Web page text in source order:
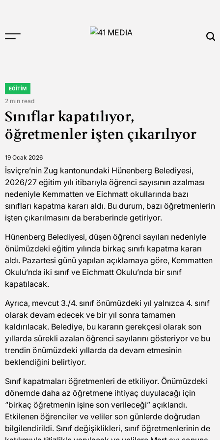
to
POSTED
IN
EĞITIM
Estimated
read
time
2 min read
Sınıflar kapatılıyor,
öğretmenler işten çıkarılıyor
19 Ocak 2026
İsviçre’nin Zug kantonundaki Hünenberg Belediyesi,
2026/27 eğitim yılı itibarıyla öğrenci sayısının azalması
nedeniyle Kemmatten ve Eichmatt okullarında bazı
sınıfları kapatma kararı aldı. Bu durum, bazı öğretmenlerin
işten çıkarılmasını da beraberinde getiriyor.
Hünenberg Belediyesi, düşen öğrenci sayıları nedeniyle
önümüzdeki eğitim yılında birkaç sınıfı kapatma kararı
aldı. Pazartesi günü yapılan açıklamaya göre, Kemmatten
Okulu’nda iki sınıf ve Eichmatt Okulu’nda bir sınıf
kapatılacak.
Ayrıca, mevcut 3./4. sınıf önümüzdeki yıl yalnızca 4. sınıf
olarak devam edecek ve bir yıl sonra tamamen
kaldırılacak. Belediye, bu kararın gerekçesi olarak son
yıllarda sürekli azalan öğrenci sayılarını gösteriyor ve bu
trendin önümüzdeki yıllarda da devam etmesinin
beklendiğini belirtiyor.
Sınıf kapatmaları öğretmenleri de etkiliyor. Önümüzdeki
dönemde daha az öğretmene ihtiyaç duyulacağı için
“birkaç öğretmenin işine son verileceği” açıklandı.
Etkilenen öğrenciler ve veliler son günlerde doğrudan
bilgilendirildi. Sınıf değişiklikleri, sınıf öğretmenlerinin de